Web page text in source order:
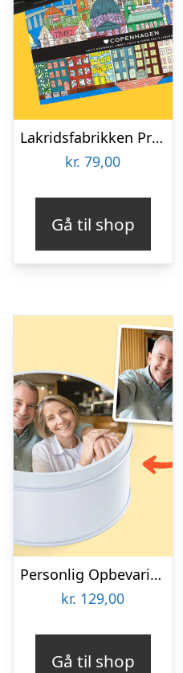
Lakridsfabrikken Premiumlakrids – Copenhagen
kr. 79,00
Gå til shop
Personlig Opbevaringsboks i Metal med Billede – Rund
kr. 129,00
Gå til shop